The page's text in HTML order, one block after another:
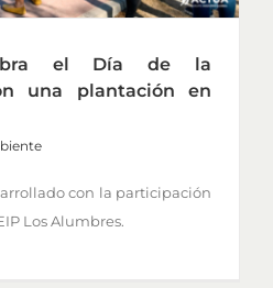
el Día de la
una plantación en
con la participación
Los Alumbres.